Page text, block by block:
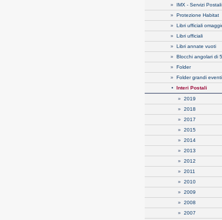
» IMX - Servizi Postali
» Protezione Habitat
» Libri ufficiali
» Libri ufficiali
» Libri annate vuoti
» Blocchi angolari di 5
» Folder
» Folder grandi eventi
• Interi Postali
» 2019
» 2018
» 2017
» 2015
» 2014
» 2013
» 2012
» 2011
» 2010
» 2009
» 2008
» 2007